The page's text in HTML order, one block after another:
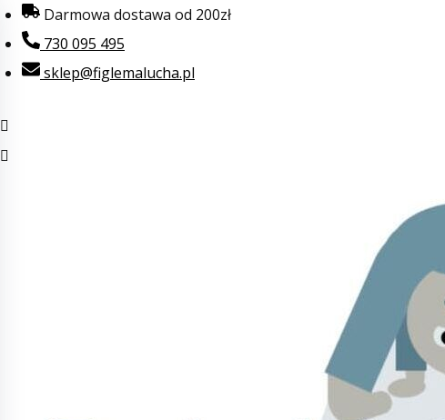
Przejdź
do
treści
Darmowa dostawa od 200zł
730 095 495
sklep@figlemalucha.pl